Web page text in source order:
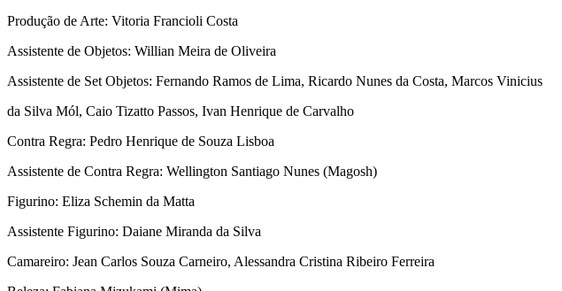
Produção de Arte: Vitoria Francioli Costa
Assistente de Objetos: Willian Meira de Oliveira
Assistente de Set Objetos: Fernando Ramos de Lima, Ricardo Nunes da Costa, Marcos Vinicius
da Silva Mól, Caio Tizatto Passos, Ivan Henrique de Carvalho
Contra Regra: Pedro Henrique de Souza Lisboa
Assistente de Contra Regra: Wellington Santiago Nunes (Magosh)
Figurino: Eliza Schemin da Matta
Assistente Figurino: Daiane Miranda da Silva
Camareiro: Jean Carlos Souza Carneiro, Alessandra Cristina Ribeiro Ferreira